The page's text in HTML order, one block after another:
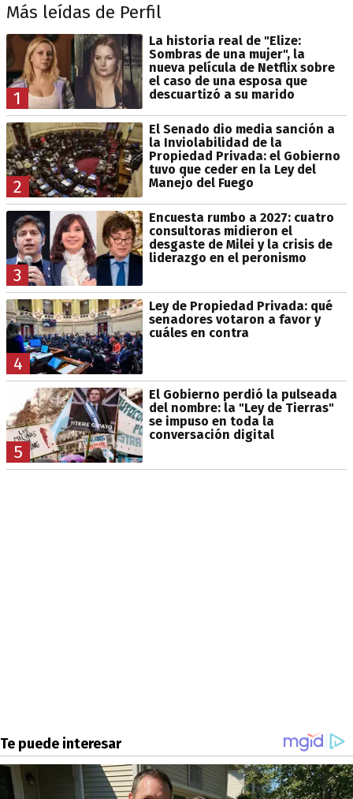
Más leídas de Perfil
1
La historia real de "Elize:
Sombras de una mujer", la
nueva película de Netflix sobre
el caso de una esposa que
descuartizó a su marido
2
El Senado dio media sanción a
la Inviolabilidad de la
Propiedad Privada: el Gobierno
tuvo que ceder en la Ley del
Manejo del Fuego
3
Encuesta rumbo a 2027: cuatro
consultoras midieron el
desgaste de Milei y la crisis de
liderazgo en el peronismo
4
Ley de Propiedad Privada: qué
senadores votaron a favor y
cuáles en contra
5
El Gobierno perdió la pulseada
del nombre: la "Ley de Tierras"
se impuso en toda la
conversación digital